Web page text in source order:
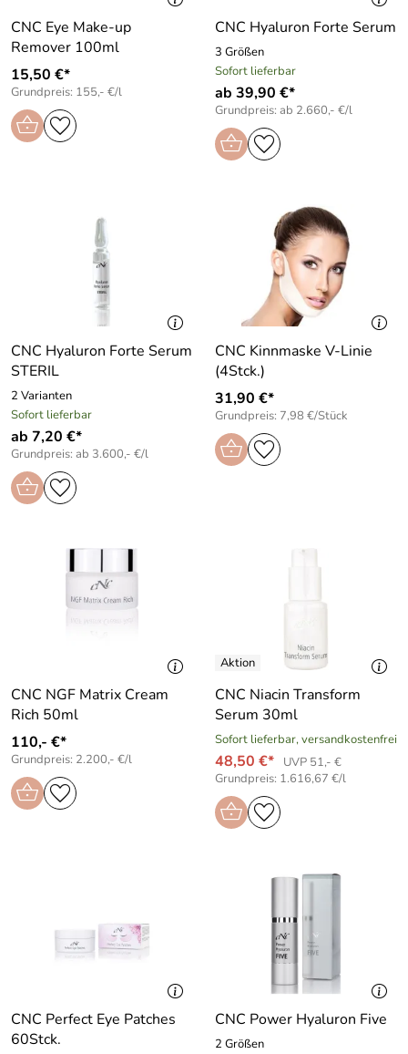
CNC Eye Make-up
Remover 100ml
15,50 €*
Grundpreis: 155,- €/l
CNC Hyaluron Forte Serum
3 Größen
Sofort lieferbar
ab 39,90 €*
Grundpreis: ab 2.660,- €/l
CNC Hyaluron Forte Serum
STERIL
2 Varianten
Sofort lieferbar
ab 7,20 €*
Grundpreis: ab 3.600,- €/l
CNC Kinnmaske V-Linie
(4Stck.)
31,90 €*
Grundpreis: 7,98 €/Stück
CNC NGF Matrix Cream
Rich 50ml
110,- €*
Grundpreis: 2.200,- €/l
CNC Niacin Transform
Serum 30ml
Sofort lieferbar, versandkostenfrei
48,50 €*
UVP 51,- €
Grundpreis: 1.616,67 €/l
CNC Perfect Eye Patches
60Stck.
CNC Power Hyaluron Five
2 Größen